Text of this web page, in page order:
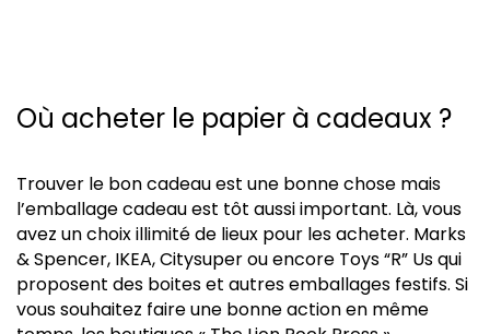
Où acheter le papier à cadeaux ?
Trouver le bon cadeau est une bonne chose mais
l’emballage cadeau est tôt aussi important. Là, vous
avez un choix illimité de lieux pour les acheter. Marks
& Spencer, IKEA, Citysuper ou encore Toys “R” Us qui
proposent des boites et autres emballages festifs. Si
vous souhaitez faire une bonne action en même